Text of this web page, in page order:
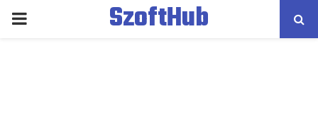
PRIMARY
SzoftHub